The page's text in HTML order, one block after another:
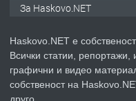
ПРЕДЛАГА
За Haskovo.NET
Haskovo.NET е
Всички статии, репортажи,
графични и видео
собственост на
друго.